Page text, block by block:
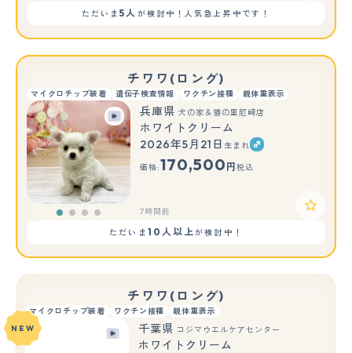
ただいま5人 が検討中！人気急上昇中です！
チワワ(ロング)
マイクロチップ装着 遺伝子検査情報 ワクチン接種 親体重表示
兵庫県 犬の家＆猫の里尼崎店
ホワイトクリーム
2026年5月21日 生まれ
価格:170,500 円 税込
7時間前
ただいま 10人以上が検討中！
チワワ(ロング)
マイクロチップ装着 ワクチン接種 親体重表示
NEW 千葉県 コジマウエルケアセンター
ホワイトクリーム